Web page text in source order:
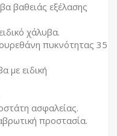
βαθειάς εξέλασης
χάλυβα.
πυκνότητας 35
με ειδική
ασφαλείας.
προστασία.